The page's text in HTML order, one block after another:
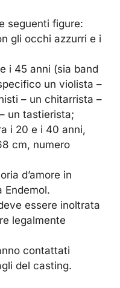
seguenti figure:
gli occhi azzurri e i
i 45 anni (sia band
un violista –
– un chitarrista –
un tastierista;
i 20 e i 40 anni,
cm, numero
d’amore in
Endemol.
essere inoltrata
legalmente
contattati
del casting.